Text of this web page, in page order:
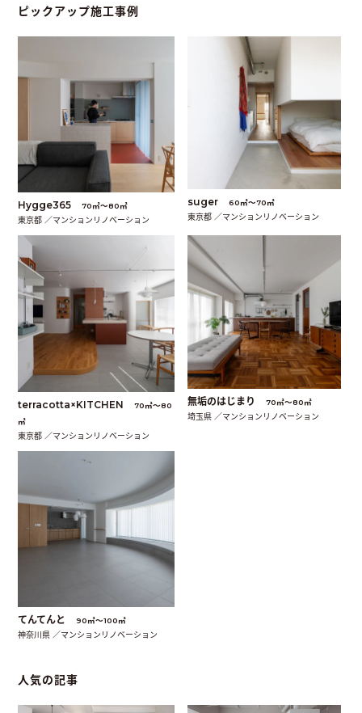
ピックアップ施工事例
Hygge365 70㎡〜80㎡
東京都 ／マンションリノベーション
suger 60㎡〜70㎡
東京都 ／マンションリノベーション
terracotta×KITCHEN
70㎡〜80
㎡
東京都 ／マンションリノベーション
無垢のはじまり 70㎡〜80㎡
埼玉県 ／マンションリノベーション
てんてんと 90㎡〜100㎡
神奈川県 ／マンションリノベーション
人気の記事